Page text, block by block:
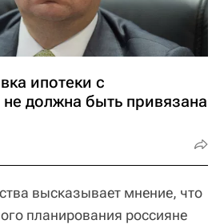
ипотеки с
должна быть привязана
высказывает мнение, что
планирования россияне